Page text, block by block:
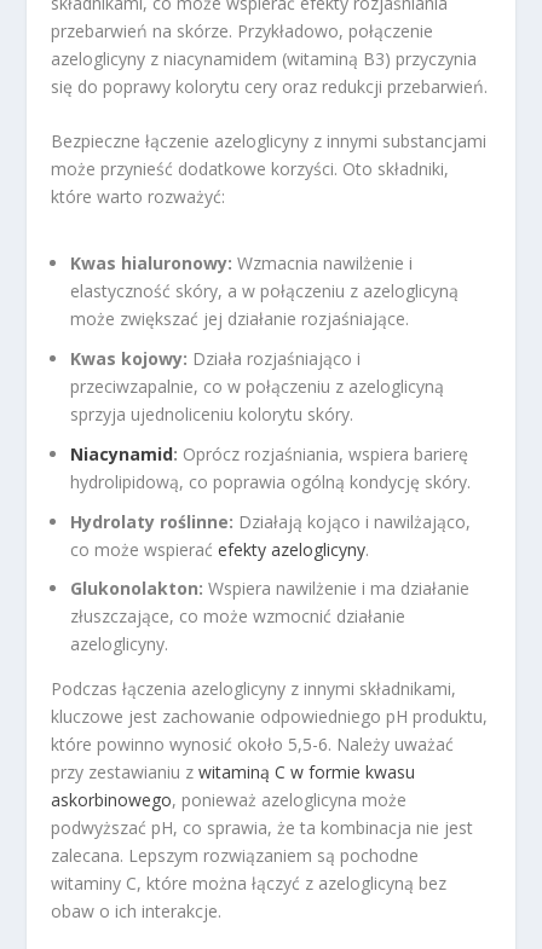
przebarwień na skórze. Przykładowo, połączenie
azeloglicyny z niacynamidem (witaminą B3) przyczynia
się do poprawy kolorytu cery oraz redukcji przebarwień.
Bezpieczne łączenie azeloglicyny z innymi substancjami
może przynieść dodatkowe korzyści. Oto składniki,
które warto rozważyć:
Kwas hialuronowy: Wzmacnia nawilżenie i
elastyczność skóry, a w połączeniu z azeloglicyną
może zwiększać jej działanie rozjaśniające.
Kwas kojowy: Działa rozjaśniająco i
przeciwzapalnie, co w połączeniu z azeloglicyną
sprzyja ujednoliceniu kolorytu skóry.
Niacynamid: Oprócz rozjaśniania, wspiera barierę
hydrolipidową, co poprawia ogólną kondycję skóry.
Hydrolaty roślinne: Działają kojąco i nawilżająco,
co może wspieraćefekty azeloglicyny.
Glukonolakton: Wspiera nawilżenie i ma działanie
złuszczające, co może wzmocnić działanie
azeloglicyny.
Podczas łączenia azeloglicyny z innymi składnikami,
kluczowe jest zachowanie odpowiedniego pH produktu,
które powinno wynosić około 5,5-6. Należy uważać
przy zestawianiu zwitaminą C w formie kwasu
askorbinowego, ponieważ azeloglicyna może
podwyższać pH, co sprawia, że ta kombinacja nie jest
zalecana. Lepszym rozwiązaniem są pochodne
witaminy C, które można łączyć z azeloglicyną bez
obaw o ich interakcje.